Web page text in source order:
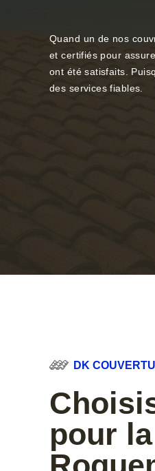
Quand un de nos
et certifiés pour
ont été satisfaits.
des services fiables.
DK
pour